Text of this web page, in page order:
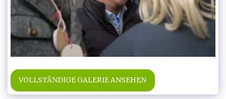
VOLLSTÄNDIGE GALERIE ANSEHEN